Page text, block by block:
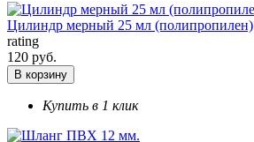
Цилиндр мерный 25 мл (полипропилен)
rating
120 руб.
В корзину
Купить в 1 клик